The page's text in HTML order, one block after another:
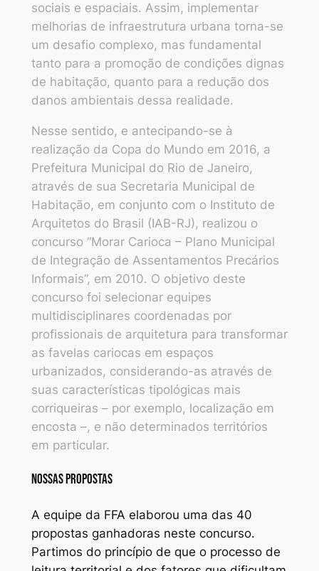
sociais e espaciais. Assim, implementar
melhorias de infraestrutura urbana torna-se
um desafio complexo, mas fundamental
tanto para a promoção de condições dignas
de habitação, quanto para a redução dos
danos ambientais dessa realidade.
Nesse sentido, e antecipando-se à
realização da Copa do Mundo em 2016, a
Prefeitura Municipal do Rio de Janeiro,
através de sua Secretaria Municipal de
Habitação, em conjunto com o Instituto de
Arquitetos do Brasil (IAB-RJ), realizou o
concurso “Morar Carioca – Plano Municipal
de Integração de Assentamentos Precários
Informais”, em 2010. O objetivo deste
concurso foi selecionar equipes
multidisciplinares coordenadas por
profissionais de arquitetura para transformar
as favelas cariocas em espaços
urbanizados, considerando-as através de
suas características tipológicas mais
corriqueiras – por exemplo, localização em
encosta –, e não determinados territórios
em particular.
NOSSAS PROPOSTAS
A equipe da FFA elaborou uma das 40
propostas ganhadoras neste concurso.
Partimos do princípio de que o processo de